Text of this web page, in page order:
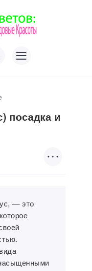
посадка и
— это